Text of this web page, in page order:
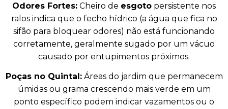
Odores Fortes: Cheiro de esgoto persistente nos
ralos indica que o fecho hídrico (a água que fica no
sifão para bloquear odores) não está funcionando
corretamente, geralmente sugado por um vácuo
causado por entupimentos próximos.
Poças no Quintal:Áreas do jardim que permanecem
úmidas ou grama crescendo mais verde em um
ponto específico podem indicar vazamentos ou o